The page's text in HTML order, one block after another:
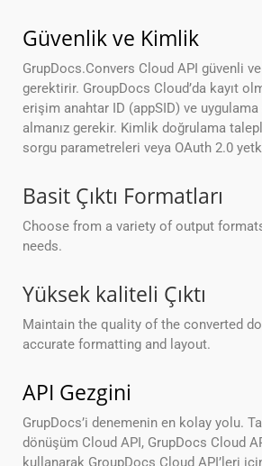
Güvenlik ve Kimlik
GrupDocs.Convers Cloud API güvenli
gerektirir. GroupDocs Cloud’da kayıt
erişim anahtar ID (appSID) ve
almanız gerekir. Kimlik doğrulama
sorgu parametreleri veya OAuth 2.0
Basit Çıktı Formatları
Choose from a variety of output
needs.
Yüksek kaliteli Çıktı
Maintain the quality of the converted
accurate formatting and layout.
API Gezgini
GrupDocs’i denemenin en kolay yolu.
dönüşüm Cloud API, GrupDocs Cloud
kullanarak GroupDocs Cloud API’leri